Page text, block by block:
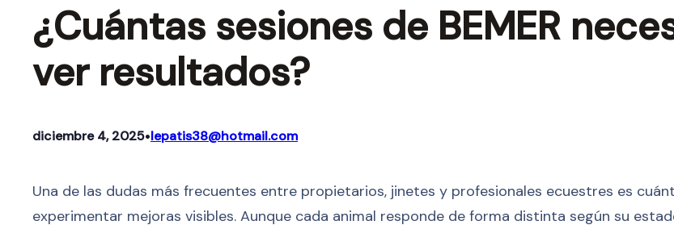
¿Cuántas sesiones de BEMER
ver resultados?
diciembre 4, 2025•lepatis38@hotmail.com
Una de las dudas más frecuentes entre propietarios, jinetes y profesionales ecuestres es
experimentar mejoras visibles. Aunque cada animal responde de forma distinta según su